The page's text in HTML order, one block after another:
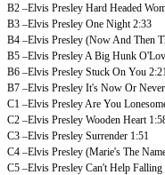
B2 –Elvis Presley Hard Headed
B3 –Elvis Presley One Night 2:33
B4 –Elvis Presley (Now And Then
B5 –Elvis PresleyA Big Hunk
B6 –Elvis Presley Stuck On You
B7 –Elvis Presley It's Now Or Never
C1 –Elvis PresleyAre You
C2 –Elvis Presley Wooden Heart
C3 –Elvis Presley Surrender 1:51
C4 –Elvis Presley (Marie's The
C5 –Elvis Presley Can't Help